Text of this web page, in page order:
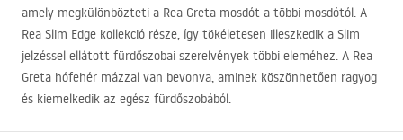
amely megkülönbözteti a Rea Greta mosdót a többi mosdótól. A
Rea Slim Edge kollekció része, így tökéletesen illeszkedik a Slim
jelzéssel ellátott fürdőszobai szerelvények többi eleméhez. A Rea
Greta hófehér mázzal van bevonva, aminek köszönhetően ragyog
és kiemelkedik az egész fürdőszobából.